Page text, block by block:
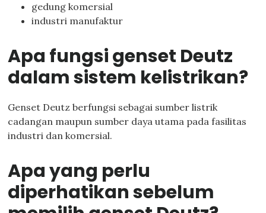
gedung komersial
industri manufaktur
Apa fungsi genset Deutz
dalam sistem kelistrikan?
Genset Deutz berfungsi sebagai sumber listrik
cadangan maupun sumber daya utama pada fasilitas
industri dan komersial.
Apa yang perlu
diperhatikan sebelum